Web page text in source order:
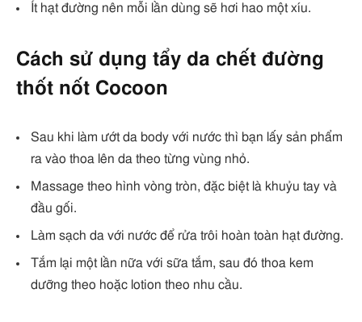
Ít hạt đường nên mỗi lần dùng sẽ hơi hao một xíu.
Cách sử dụng tẩy da chết đường
thốt nốt Cocoon
Sau khi làm ướt da body với nước thì bạn lấy sản phẩm
ra vào thoa lên da theo từng vùng nhỏ.
Massage theo hình vòng tròn, đặc biệt là khuỷu tay và
đầu gối.
Làm sạch da với nước để rửa trôi hoàn toàn hạt đường.
Tắm lại một lần nữa với sữa tắm, sau đó thoa kem
dưỡng theo hoặc lotion theo nhu cầu.